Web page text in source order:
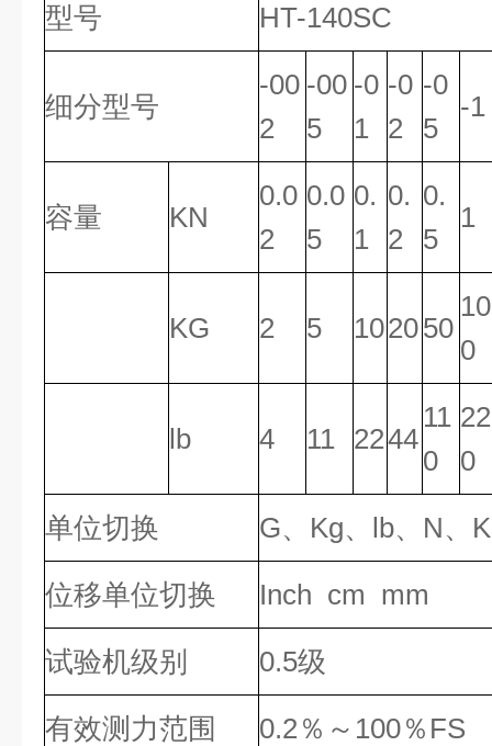
型号 HT-140SC
细分型号
-00
2
-00
5
-0
1
-0
2
-0
5
-1
容量 KN
0.0
2
0.0
5
0.
1
0.
2
0.
5
1
KG 2 5 102050
10
0
lb 4 11 2244
11
0
22
0
单位切换 G、Kg、lb、N、
位移单位切换 Inch cm mm
试验机级别 0.5级
有效测力范围 0.2％～100％FS